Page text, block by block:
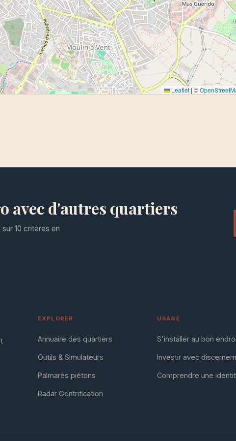
Leaflet | ©
avec d'autres quartiers
10 critères en
EXPLORER
Annuaire des quartiers
Outils & Simulateurs
Palmarès piétons
Radar Gentrification
USAGE
S'installer au bon
Investir avec
Comprendre une